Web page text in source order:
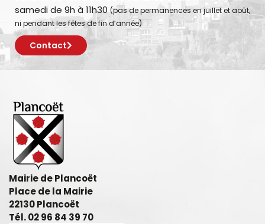
samedi de 9h à 11h30 (pas de permanences en juillet et août,
ni pendant les fêtes de fin d’année)
Contact
Mairie de Plancoët
Place de la Mairie
22130 Plancoët
Tél. 02 96 84 39 70